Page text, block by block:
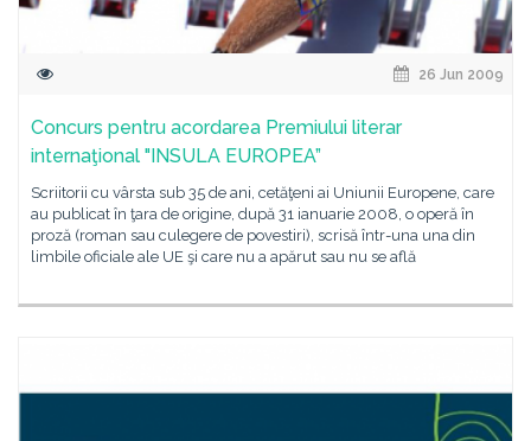
26 Jun 2009
Concurs pentru acordarea Premiului literar
internaţional "INSULA EUROPEA”
Scriitorii cu vârsta sub 35 de ani, cetăţeni ai Uniunii Europene, care
au publicat în ţara de origine, după 31 ianuarie 2008, o operă în
proză (roman sau culegere de povestiri), scrisă într-una una din
limbile oficiale ale UE şi care nu a apărut sau nu se află